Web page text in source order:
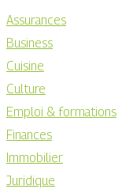
Assurances
Business
Cuisine
Culture
Emploi & formations
Finances
Immobilier
Juridique